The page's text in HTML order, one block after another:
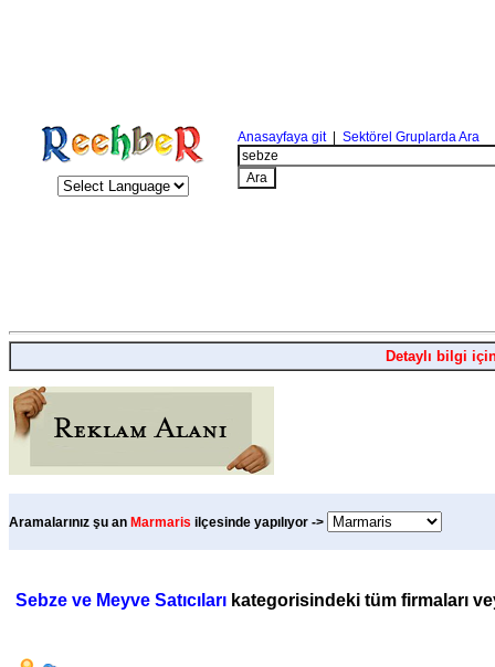
Anasayfaya git| Sektörel Gruplarda Ara
Detaylı bilgi
Aramalarınız şu an Marmaris ilçesinde yapılıyor ->
Sebze ve Meyve Satıcıları kategorisindeki tüm firmaları